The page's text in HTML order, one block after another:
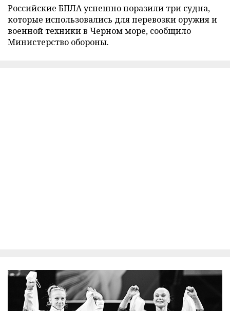
Российские БПЛА успешно поразили три судна,
которые использовались для перевозки оружия и
военной техники в Черном море, сообщило
Министерство обороны.